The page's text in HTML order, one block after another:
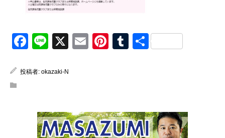
Facebook
Line
X EmailPinterest
Tumblr
共
投稿者: okazaki-N